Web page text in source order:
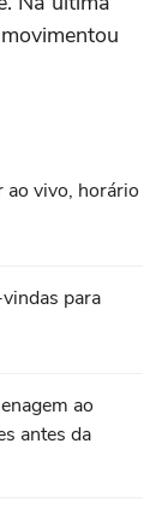
ao vivo, horário
para
ao
antes da